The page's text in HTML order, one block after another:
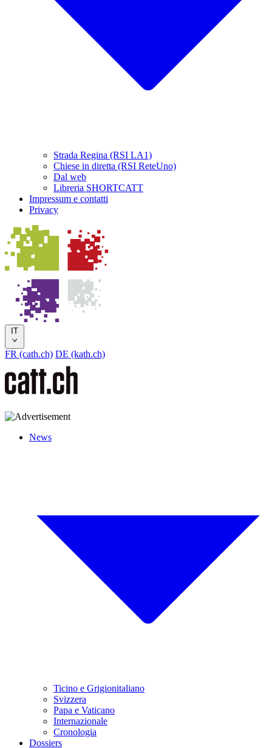
Strada Regina (RSI LA1)
Chiese in diretta (RSI ReteUno)
Dal web
Libreria SHORTCATT
Impressum e contatti
Privacy
IT
FR (cath.ch) DE (kath.ch)
News
Ticino e Grigionitaliano
Svizzera
Papa e Vaticano
Internazionale
Cronologia
Dossiers